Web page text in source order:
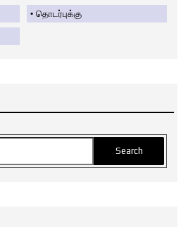
தொடர்புக்கு